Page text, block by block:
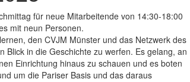
für neue Mitarbeitende von 14:30-18:00
mit neun Personen.
den CVJM Münster und das Netzwerk des
Blick in die Geschichte zu werfen. Es gelang, an
Einrichtung hinaus zu schauen und es boten
um die Pariser Basis und das daraus